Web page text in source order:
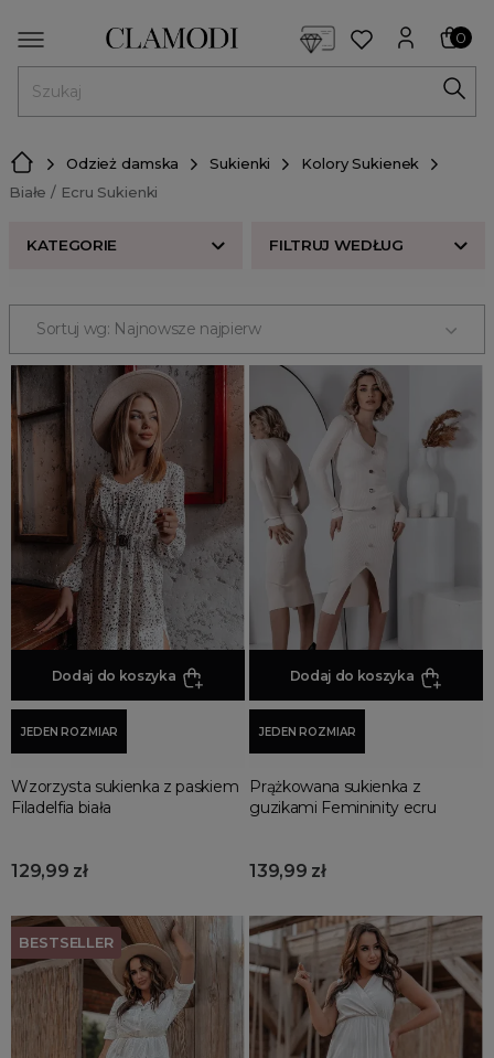
0
Odzież damska Sukienki
Kolory Sukienek
Białe / Ecru Sukienki
KATEGORIE FILTRUJ WEDŁUG
Beżowe Sukienki
Białe / Ecru Sukienki
Błękitne Sukienki
Bordowe Sukienki
Brązowe Sukienki
Brzoskwiniowe Sukienki
Czarne Sukienki
Czerwone Sukienki
Fioletowe Sukienki
Granatowe Sukienki
Kobaltowe Sukienki
Koralowe Sukienki
Limonkowe Sukienki
Malinowe Sukienki
Miętowe Sukienki
Musztardowe Sukienki
Pomarańczowe Sukienki
Pudrowe Sukienki
Różowe Sukienki
Szare Sukienki
CENA
ODZIEŻ
Odzież damska
sukienki
Sortuj wg: Najnowsze najpierw
Dodaj do koszyka
JEDEN ROZMIAR
Wzorzysta sukienka z paskiem
Filadelfia biała
129,99 zł
Dodaj do koszyka
JEDEN ROZMIAR
Prążkowana sukienka z
guzikami Femininity ecru
139,99 zł
BESTSELLER